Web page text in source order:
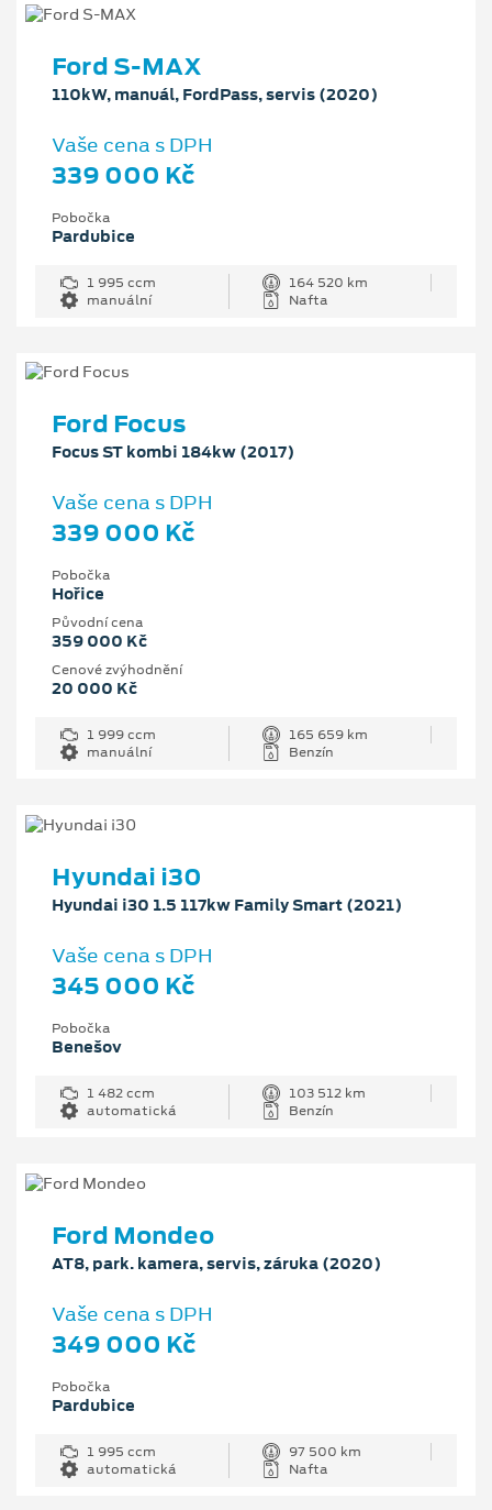
Ford S-MAX
110kW, manuál, FordPass, servis (2020)
Vaše cena s DPH
339 000 Kč
Pobočka
Pardubice
1 995 ccm
164 520 km
manuální
Nafta
Ford Focus
Focus ST kombi 184kw (2017)
Vaše cena s DPH
339 000 Kč
Pobočka
Hořice
Původní cena
359 000 Kč
Cenové zvýhodnění
20 000 Kč
1 999 ccm
165 659 km
manuální
Benzín
Hyundai i30
Hyundai i30 1.5 117kw Family Smart (2021)
Vaše cena s DPH
345 000 Kč
Pobočka
Benešov
1 482 ccm
103 512 km
automatická
Benzín
Ford Mondeo
AT8, park. kamera, servis, záruka (2020)
Vaše cena s DPH
349 000 Kč
Pobočka
Pardubice
1 995 ccm
97 500 km
automatická
Nafta